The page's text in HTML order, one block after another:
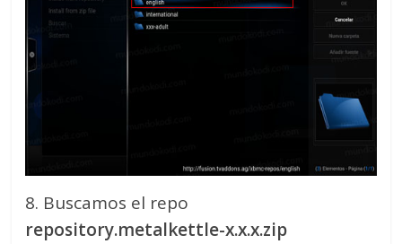
8. Buscamos el repo
repository.metalkettle-x.x.x.zip